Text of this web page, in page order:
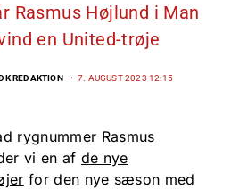
Rasmus Højlund i Man
en United-trøje
REDAKTION 7. AUGUST 2023 12:15
rygnummer Rasmus
vi en af de nye
for den nye sæson med